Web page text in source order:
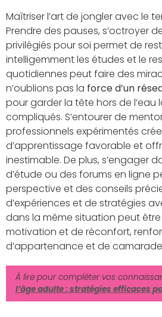
Maîtriser l’art de jongler avec le
Prendre des pauses, s’octroyer
privilégiés pour soi permet de
intelligemment les études et le
quotidiennes peut faire des
n’oublions pas la force d’un
pour garder la tête hors de l’eau
compliqués. S’entourer de
professionnels expérimentés
d’apprentissage favorable et
inestimable. De plus, s’engager
d’étude ou des forums en ligne
perspective et des conseils
d’expériences et de stratégies
dans la même situation peut
motivation et de réconfort,
d’appartenance et de
À lire pour compléter vos
l’âge adulte : stratégies efficaces